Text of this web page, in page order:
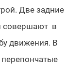
Две задние
совершают в
движения. В